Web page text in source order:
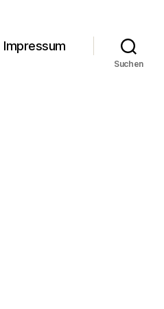
Impressum
Suchen